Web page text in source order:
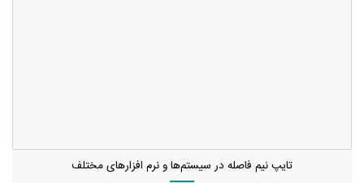
تایپ نیم فاصله در سیستم‌ها و نرم افزارهای مختلف